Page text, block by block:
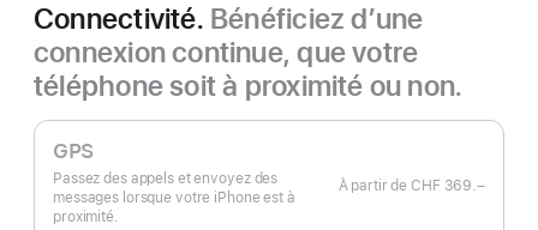
Connectivité. Bénéficiez d’une
connexion continue, que votre
téléphone soit à proximité ou non.
GPS
Passez des appels et envoyez des
messages lorsque votre iPhone est à
proximité.
À partir de CHF 369.–